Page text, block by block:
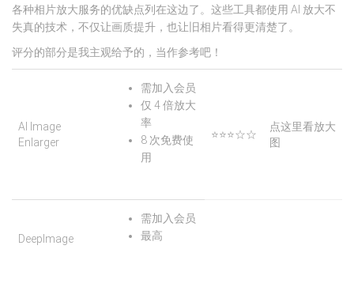
各种相片放大服务的优缺点列在这边了。这些工具都使用 AI 放大不
失真的技术，不仅让画质提升，也让旧相片看得更清楚了。
评分的部分是我主观给予的，当作参考吧！
AI Image
Enlarger
需加入会员
仅 4 倍放大
率
8 次免费使
用
⭐⭐⭐☆☆
点这里看放大
图
DeepImage
需加入会员
最高